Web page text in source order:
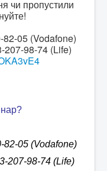
чи пропустили
05 (Vodafone)
207-98-74 (Life)
82-05 (Vodafone)
207-98-74 (Life)